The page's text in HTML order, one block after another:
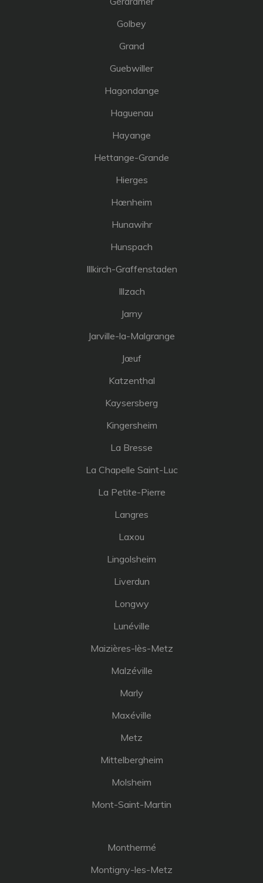
Golbey
Grand
Guebwiller
Hagondange
Haguenau
Hayange
Hettange-Grande
Hierges
Hœnheim
Hunawihr
Hunspach
Illkirch-Graffenstaden
Illzach
Jarny
Jarville-la-Malgrange
Jœuf
Katzenthal
Kaysersberg
Kingersheim
La Bresse
La Chapelle Saint-Luc
La Petite-Pierre
Langres
Laxou
Lingolsheim
Liverdun
Longwy
Lunéville
Maizières-lès-Metz
Malzéville
Marly
Maxéville
Metz
Mittelbergheim
Molsheim
Mont-Saint-Martin
Monthermé
Montigny-les-Metz